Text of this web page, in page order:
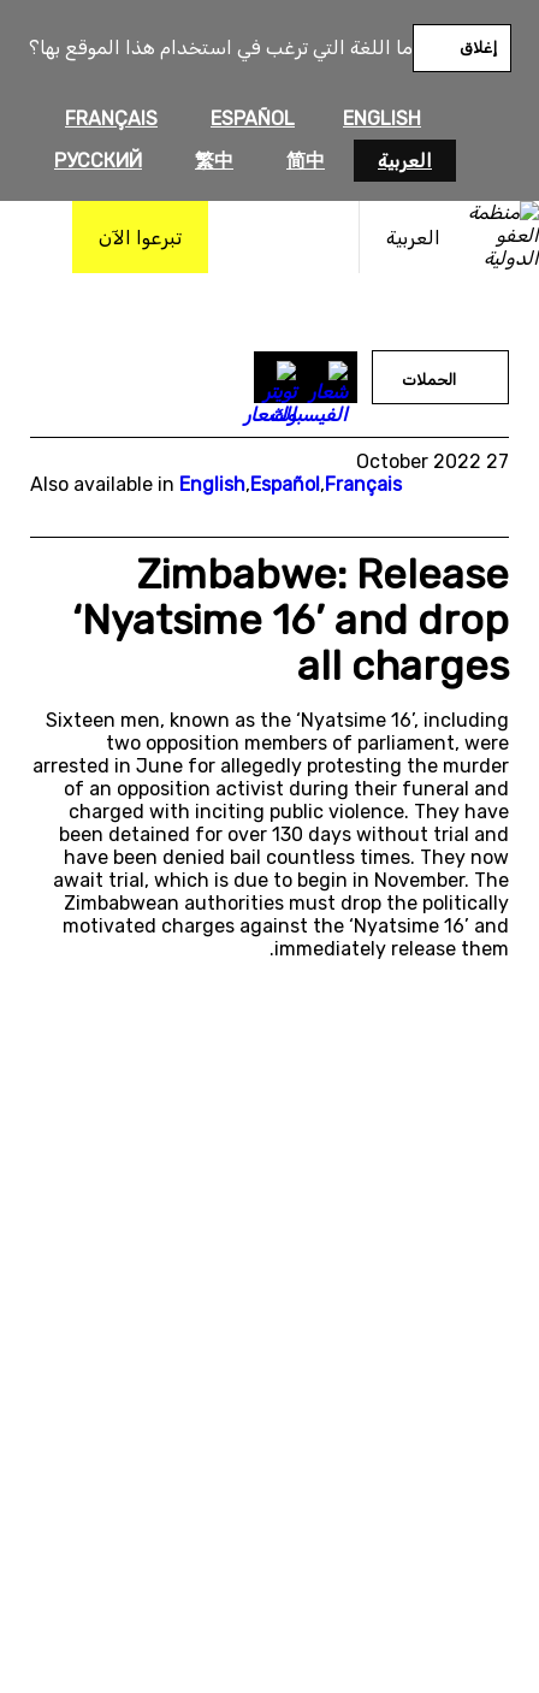
ما اللغة التي ترغب في استخدام هذا الموقع بها؟
ENGLISH
ESPAÑOL
FRANÇAIS
العربية
简中
繁中
РУССКИЙ
إغلاق
العربية تبرعوا الآن
المحتوى
الحملات
27 October 2022
Also available in English,Español,Français
Zimbabwe: Release
‘Nyatsime 16’ and drop
all charges
Sixteen men, known as the ‘Nyatsime 16’, including
two opposition members of parliament, were
arrested in June for allegedly protesting the murder
of an opposition activist during their funeral and
charged with inciting public violence. They have
been detained for over 130 days without trial and
have been denied bail countless times. They now
await trial, which is due to begin in November. The
Zimbabwean authorities must drop the politically
motivated charges against the ‘Nyatsime 16’ and
immediately release them.